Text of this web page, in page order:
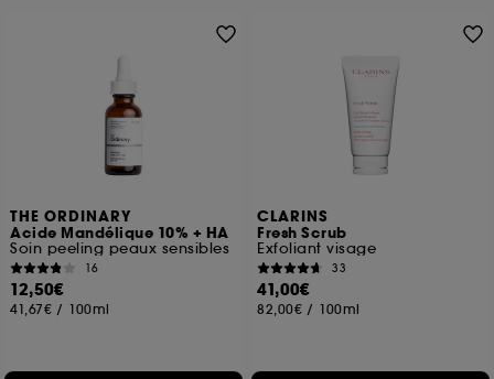
THE ORDINARY
Acide Mandélique 10% + HA
Soin peeling peaux sensibles
16
12,50€
41,67€ / 100ml
CLARINS
Fresh Scrub
Exfoliant visage
33
41,00€
82,00€ / 100ml